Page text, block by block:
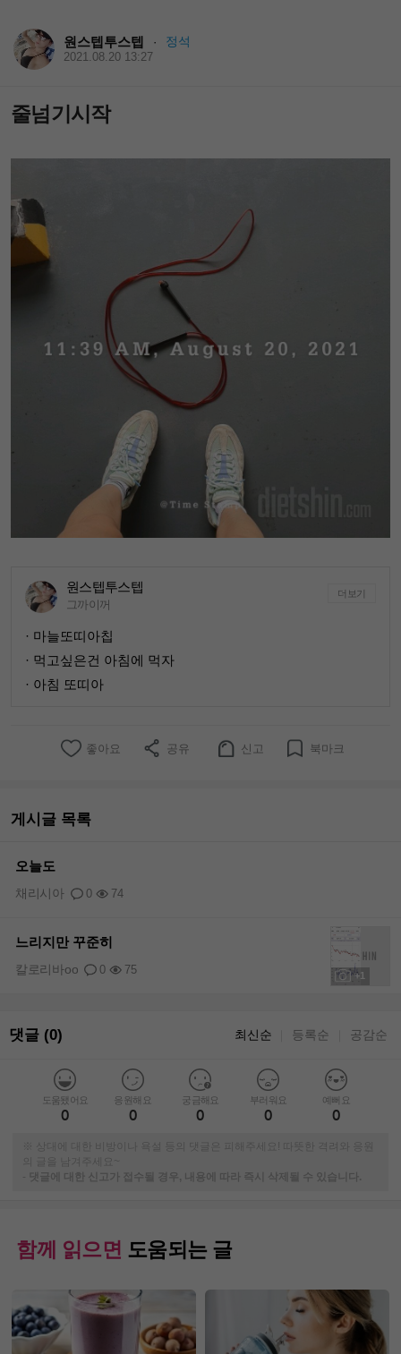
원스텝투스텝 · 정석
2021.08.20 13:27
줄넘기시작
원스텝투스텝
그까이꺼
더보기
· 마늘또띠아칩
· 먹고싶은건 아침에 먹자
· 아침 또띠아
좋아요 공유 신고 북마크
게시글 목록
오늘도
0 74
채리시아
+1
느리지만 꾸준히
0 75
칼로리바oo
댓글 (0) 최신순 등록순 공감순
도움됐어요
0
응원해요
0
궁금해요
0
부러워요
0
예뻐요
0
※ 상대에 대한 비방이나 욕설 등의 댓글은 피해주세요! 따뜻한 격려와 응원
의 글을 남겨주세요~
-
댓글에 대한 신고가 접수될 경우, 내용에 따라 즉시 삭제될 수 있습니다.
함께 읽으면 도움되는 글